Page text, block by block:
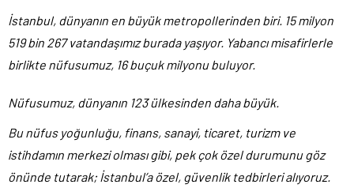
İstanbul, dünyanın en büyük metropollerinden biri. 15 milyon
519 bin 267 vatandaşımız burada yaşıyor. Yabancı misafirlerle
birlikte nüfusumuz, 16 buçuk milyonu buluyor.
Nüfusumuz, dünyanın 123 ülkesinden daha büyük.
Bu nüfus yoğunluğu, finans, sanayi, ticaret, turizm ve
istihdamın merkezi olması gibi, pek çok özel durumunu göz
önünde tutarak; İstanbul’a özel, güvenlik tedbirleri alıyoruz.